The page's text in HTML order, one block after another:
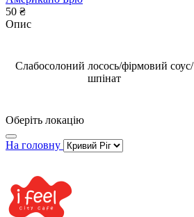
50 ₴
Опис
Слабосолоний лосось/фірмовий соус/
шпінат
Оберіть локацію
На головну